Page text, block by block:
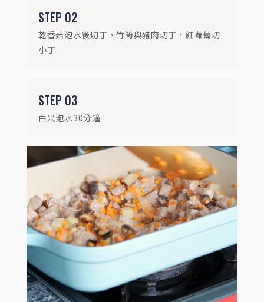
STEP 02
乾香菇泡水後切丁，竹筍與豬肉切丁，紅蘿蔔切
小丁
STEP 03
白米泡水30分鐘
加入豬肉丁、筍丁與紅蘿蔔拌炒
STEP05
加入泡水的米與紅蔥肉燥醬稍作拌炒，再加
入2.2杯水(可加入香菇水)